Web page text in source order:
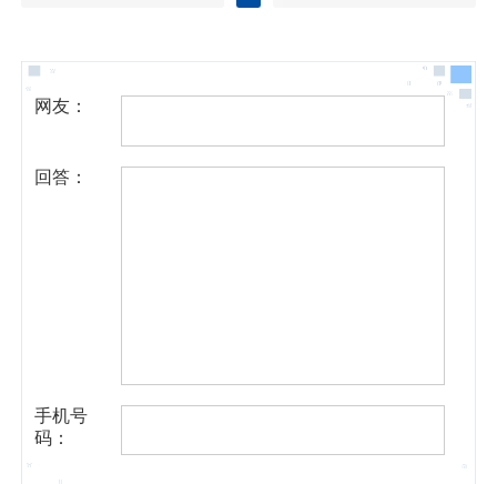
网友：
回答：
手机号
码：